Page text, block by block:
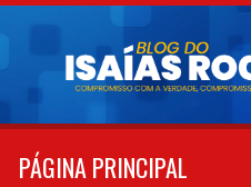
Pular
conteúdo
PÁGINA PRINCIPAL